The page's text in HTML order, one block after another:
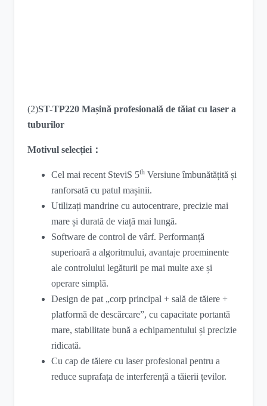
(2)ST-TP220 Mașină profesională de tăiat cu laser a
tuburilor
Motivul selecției ：
Cel mai recent SteviS 5th Versiune îmbunătățită și
ranforsată cu patul mașinii.
Utilizați mandrine cu autocentrare, precizie mai
mare și durată de viață mai lungă.
Software de control de vârf. Performanță
superioară a algoritmului, avantaje proeminente
ale controlului legăturii pe mai multe axe și
operare simplă.
Design de pat „corp principal + sală de tăiere +
platformă de descărcare”, cu capacitate portantă
mare, stabilitate bună a echipamentului și precizie
ridicată.
Cu cap de tăiere cu laser profesional pentru a
reduce suprafața de interferență a tăierii țevilor.